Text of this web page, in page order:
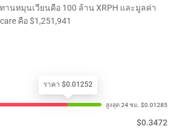
านหมุนเวียนคือ 100 ล้าน XRPH และมูลค่า
คือ $1,251,941
ราคา $0.01252
$0.3472